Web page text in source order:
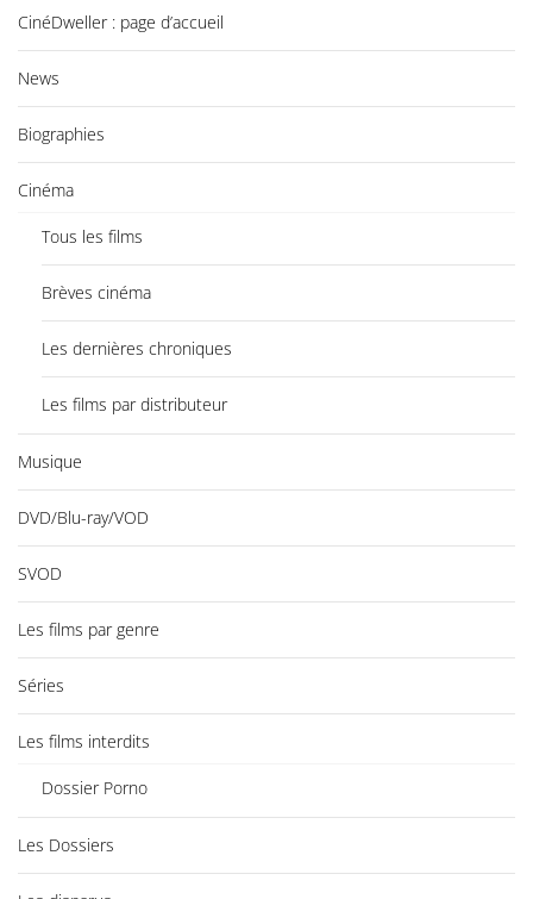
CinéDweller : page d’accueil
News
Biographies
Cinéma
Tous les films
Brèves cinéma
Les dernières chroniques
Les films par distributeur
Musique
DVD/Blu-ray/VOD
SVOD
Les films par genre
Séries
Les films interdits
Dossier Porno
Les Dossiers